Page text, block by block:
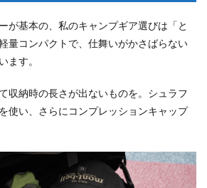
が基本の、私のキャンプギア選びは「と
量コンパクトで、仕舞いがかさばらない
ます。
収納時の長さが出ないものを。シュラフ
使い、さらにコンプレッションキャップ